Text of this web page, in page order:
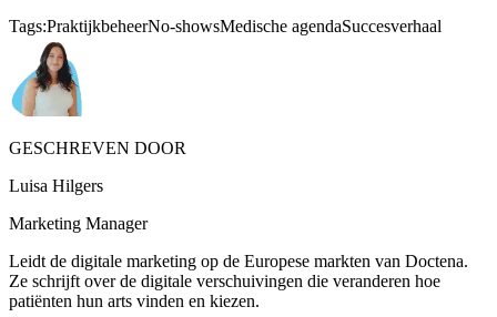
Tags:PraktijkbeheerNo-showsMedische agendaSuccesverhaal
GESCHREVEN DOOR
Luisa Hilgers
Marketing Manager
Leidt de digitale marketing op de Europese markten van Doctena.
Ze schrijft over de digitale verschuivingen die veranderen hoe
patiënten hun arts vinden en kiezen.